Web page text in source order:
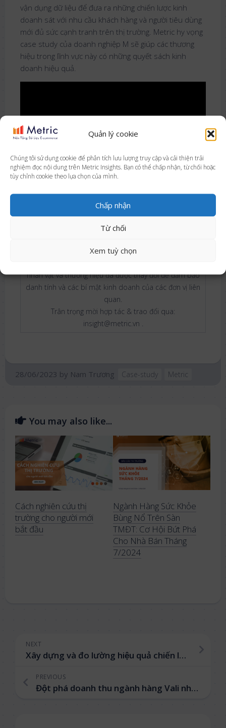
Quản lý cookie
Chúng tôi sử dụng cookie để phân tích lưu lượng truy cập và cải thiện trải
nghiệm đọc nội dung trên Metric Insights. Bạn có thể chấp nhận, từ chối hoặc
tùy chỉnh cookie theo lựa chọn của mình.
Chấp nhận
Từ chối
Xem tuỳ chọn
vận dụng dữ liệu để đưa ra những chiến lược kinh
doanh sát với nhu cầu khách hàng và người tiêu dùng
mới đủ sức cạnh tranh trên thị trường. Metric hy vọng
case study của doanh nghiệp M sẽ giúp các thương
hiệu trong lĩnh vực này có những quyết sách kinh
doanh hiệu quả.
Cách dùng Metric ước tính dung lượng thị trường của
một sản phẩm hoặc ngành hàng
là chuỗi bài viết về những câu chuyện
khách hàng / đối tác mà chúng tôi có cơ hội được đồng
nhân vật và thương hiệu đã được thay đổi để đảm bảo
danh tính và các bí mật kinh doanh của các đơn vị liên
quan.
Trân trọng mời hợp tác & trao đổi qua:
insight@metric.vn .
28/06/2023 by Nam Trương Case-study Metric
You may also like...
Cách nghiên cứu thị
trường cho người mới
bắt đầu
Ngành Hàng Sức Khỏe
Bùng Nổ Trên Sàn
TMĐT: Cơ Hội Bứt Phá
Cho Nhà Bán Tháng
7/2024
NEXT
Xây dựng và đo lường hiệu quả chiến lược kinh doanh nhờ theo sát Dữ liệu thị trường
PREVIOUS
Đột phá doanh thu ngành hàng Vali nhờ bắt kịp nhịp đập thị trường